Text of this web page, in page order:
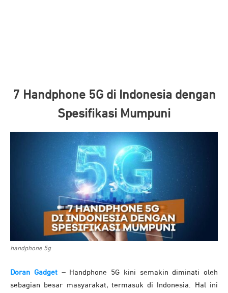
7 Handphone 5G di Indonesia dengan
Spesifikasi Mumpuni
handphone 5g
Doran Gadget– Handphone 5G kini semakin diminati oleh
sebagian besar masyarakat, termasuk di Indonesia. Hal ini